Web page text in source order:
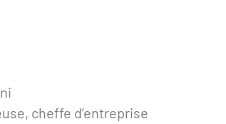
cheffe d’entreprise